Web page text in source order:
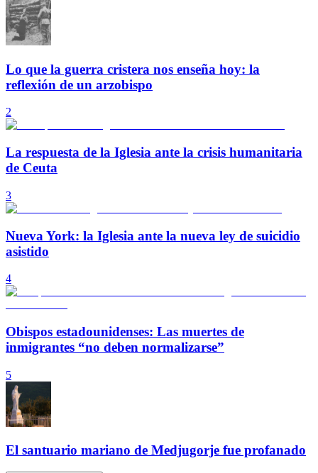
Lo que la guerra cristera nos enseña hoy: la
reflexión de un arzobispo
2
La respuesta de la Iglesia ante la crisis humanitaria
de Ceuta
3
Nueva York: la Iglesia ante la nueva ley de suicidio
asistido
4
Obispos estadounidenses: Las muertes de
inmigrantes “no deben normalizarse”
5
El santuario mariano de Medjugorje fue profanado